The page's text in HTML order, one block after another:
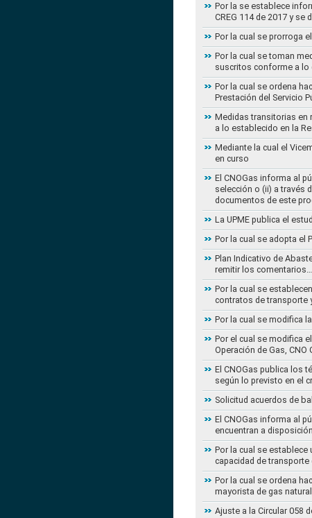
Por la se establece
CREG 114 de 2017 y
Por la cual se prorroga
Por la cual se toman
suscritos conforme a lo
Por la cual se ordena
Prestación del Servicio
Medidas transitorias en
a lo establecido en la
Mediante la cual el
en curso
El CNOGas informa al
selección o (ii) a través
documentos de este
La UPME publica el
Por la cual se adopta el
Plan Indicativo de
remitir los comentarios…
Por la cual se
contratos de transporte
Por la cual se modifica
Por el cual se modifica
Operación de Gas, CNO
El CNOGas publica los
según lo previsto en el
Solicitud acuerdos de
El CNOGas informa al
encuentran a
Por la cual se establece
capacidad de
Por la cual se ordena
mayorista de gas
Ajuste a la Circular 058